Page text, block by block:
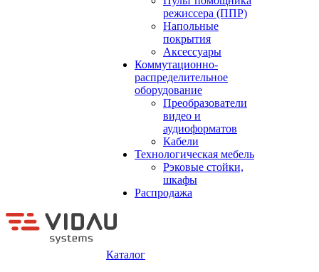
режиссера (ППР)
Напольные
покрытия
Аксессуары
Коммутационно-
распределительное
оборудование
Преобразователи
видео и
аудиоформатов
Кабели
Технологическая мебель
Рэковые стойки,
шкафы
Распродажа
Каталог